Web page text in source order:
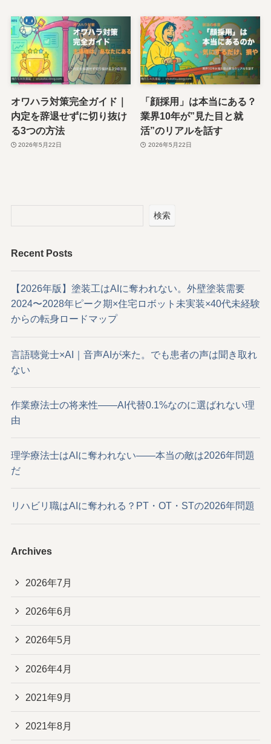
オワハラ対策完全ガイド｜
内定を辞退せずに切り抜け
る3つの方法
2026年5月22日
「顔採用」は本当にある？
業界10年が”見た目と就
活”のリアルを話す
2026年5月22日
検索
Recent Posts
【2026年版】塗装工はAIに奪われない。外壁塗装需要
2024〜2028年ピーク期×住宅ロボット未実装×40代未経験
からの転身ロードマップ
言語聴覚士×AI｜音声AIが来た。でも患者の声は聞き取れ
ない
作業療法士の将来性——AI代替0.1%なのに選ばれない理
由
理学療法士はAIに奪われない——本当の敵は2026年問題
だ
リハビリ職はAIに奪われる？PT・OT・STの2026年問題
Archives
2026年7月
2026年6月
2026年5月
2026年4月
2021年9月
2021年8月